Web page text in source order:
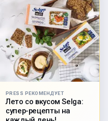
PRESS РЕКОМЕНДУЕТ
Лето со вкусом Selga:
супер-рецепты на